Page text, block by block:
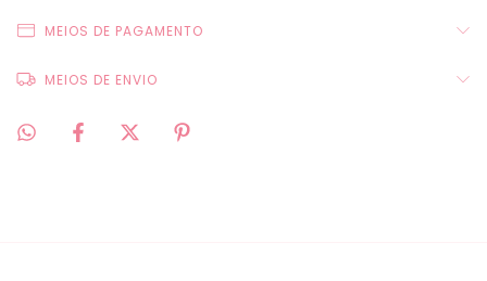
MEIOS DE PAGAMENTO
MEIOS DE ENVIO